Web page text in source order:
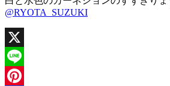
@RYOTA_SUZUKI
X
Line